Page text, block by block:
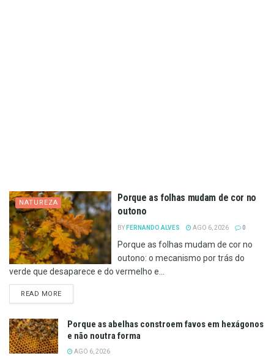
NATUREZA
Porque as folhas mudam de cor no
outono
BY FERNANDO ALVES AGO 6, 2026 0
Porque as folhas mudam de cor no
outono: o mecanismo por trás do
verde que desaparece e do vermelho e...
READ MOREDETAILS
Porque as abelhas constroem favos em hexágonos
e não noutra forma
AGO 6, 2026